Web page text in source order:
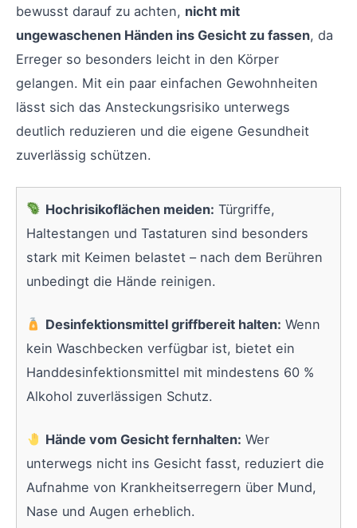
bewusst darauf zu achten, nicht mit
ungewaschenen Händen ins Gesicht zu fassen, da
Erreger so besonders leicht in den Körper
gelangen. Mit ein paar einfachen Gewohnheiten
lässt sich das Ansteckungsrisiko unterwegs
deutlich reduzieren und die eigene Gesundheit
zuverlässig schützen.
Hochrisikoflächen meiden: Türgriffe,
Haltestangen und Tastaturen sind besonders
stark mit Keimen belastet – nach dem Berühren
unbedingt die Hände reinigen.
Desinfektionsmittel griffbereit halten: Wenn
kein Waschbecken verfügbar ist, bietet ein
Handdesinfektionsmittel mit mindestens 60 %
Alkohol zuverlässigen Schutz.
Hände vom Gesicht fernhalten: Wer
unterwegs nicht ins Gesicht fasst, reduziert die
Aufnahme von Krankheitserregern über Mund,
Nase und Augen erheblich.